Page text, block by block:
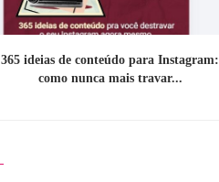
365 ideias de conteúdo para Instagram:
como nunca mais travar...